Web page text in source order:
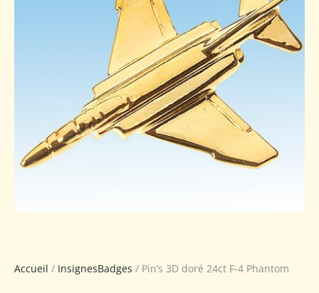
Accueil / InsignesBadges / Pin’s 3D doré 24ct F-4 Phantom